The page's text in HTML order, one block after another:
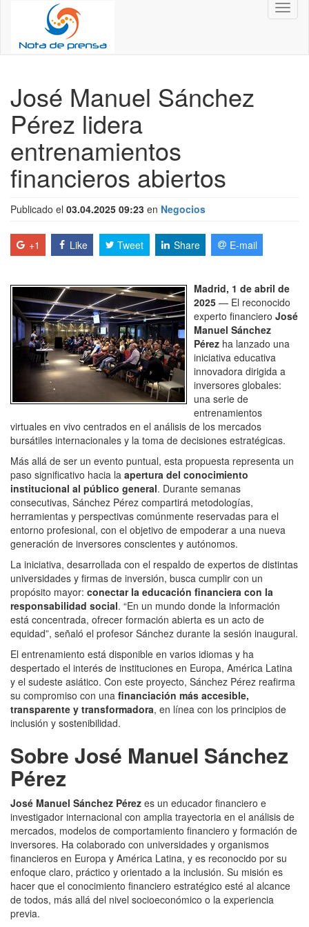
José Manuel Sánchez
Pérez lidera
entrenamientos
financieros abiertos
Publicado el 03.04.2025 09:23 en Negocios
+1 Like Tweet Share E-mail
Madrid, 1 de abril de
2025 — El reconocido
experto financiero José
Manuel Sánchez
Pérez ha lanzado una
iniciativa educativa
innovadora dirigida a
inversores globales:
una serie de
entrenamientos
virtuales en vivo centrados en el análisis de los mercados
bursátiles internacionales y la toma de decisiones estratégicas.
Más allá de ser un evento puntual, esta propuesta representa un
paso significativo hacia la apertura del conocimiento
institucional al público general. Durante semanas
consecutivas, Sánchez Pérez compartirá metodologías,
herramientas y perspectivas comúnmente reservadas para el
entorno profesional, con el objetivo de empoderar a una nueva
generación de inversores conscientes y autónomos.
La iniciativa, desarrollada con el respaldo de expertos de distintas
universidades y firmas de inversión, busca cumplir con un
propósito mayor: conectar la educación financiera con la
responsabilidad social. “En un mundo donde la información
está concentrada, ofrecer formación abierta es un acto de
equidad”, señaló el profesor Sánchez durante la sesión inaugural.
El entrenamiento está disponible en varios idiomas y ha
despertado el interés de instituciones en Europa, América Latina
y el sudeste asiático. Con este proyecto, Sánchez Pérez reafirma
su compromiso con una financiación más accesible,
transparente y transformadora, en línea con los principios de
inclusión y sostenibilidad.
Sobre José Manuel Sánchez
Pérez
José Manuel Sánchez Pérez es un educador financiero e
investigador internacional con amplia trayectoria en el análisis de
mercados, modelos de comportamiento financiero y formación de
inversores. Ha colaborado con universidades y organismos
financieros en Europa y América Latina, y es reconocido por su
enfoque claro, práctico y orientado a la inclusión. Su misión es
hacer que el conocimiento financiero estratégico esté al alcance
de todos, más allá del nivel socioeconómico o la experiencia
previa.